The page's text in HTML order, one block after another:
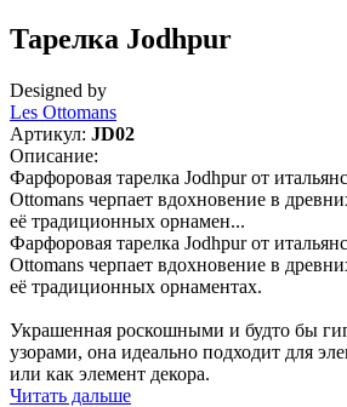
Тарелка Jodhpur
Designed by
Les Ottomans
Артикул: JD02
Описание:
Фарфоровая тарелка Jodhpur от
Ottomans черпает вдохновение в
её традиционных орнамен...
Фарфоровая тарелка Jodhpur от
Ottomans черпает вдохновение в
её традиционных орнаментах.
Украшенная роскошными и будто бы
узорами, она идеально подходит для
или как элемент декора.
Читать дальше